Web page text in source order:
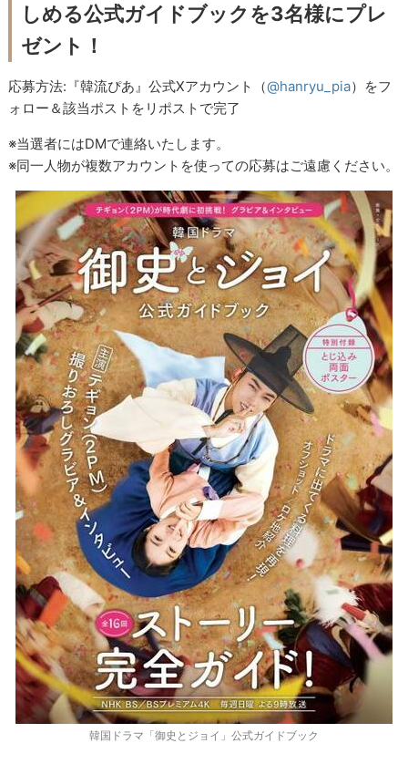
しめる公式ガイドブックを3名様にプレ
ゼント！
応募方法:『韓流ぴあ』公式Xアカウント（@hanryu_pia）をフ
ォロー＆該当ポストをリポストで完了
※当選者にはDMで連絡いたします。
※同一人物が複数アカウントを使っての応募はご遠慮ください。
韓国ドラマ「御史とジョイ」公式ガイドブック